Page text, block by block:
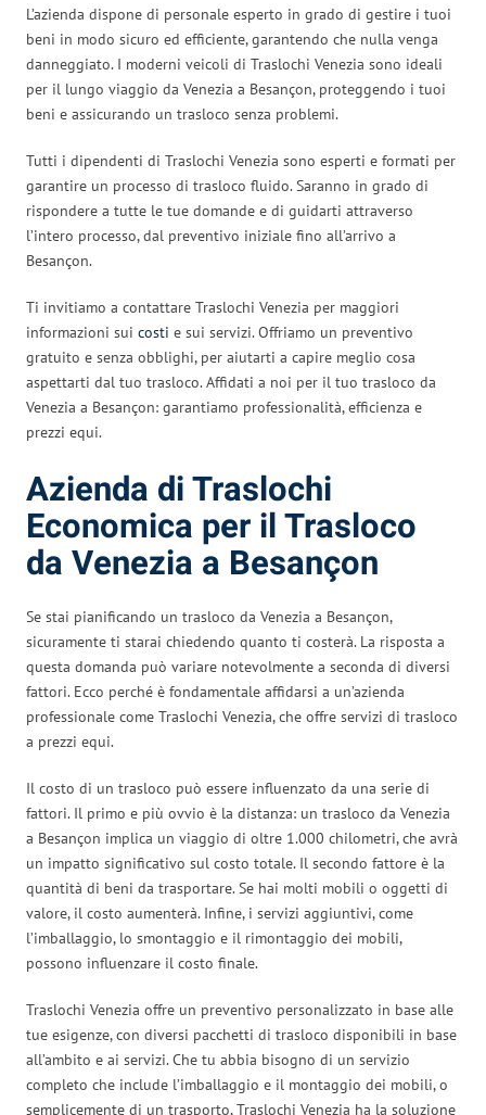
L’azienda dispone di personale esperto in grado di gestire i tuoi
beni in modo sicuro ed efficiente, garantendo che nulla venga
danneggiato. I moderni veicoli di Traslochi Venezia sono ideali
per il lungo viaggio da Venezia a Besançon, proteggendo i tuoi
beni e assicurando un trasloco senza problemi.
Tutti i dipendenti di Traslochi Venezia sono esperti e formati per
garantire un processo di trasloco fluido. Saranno in grado di
rispondere a tutte le tue domande e di guidarti attraverso
l’intero processo, dal preventivo iniziale fino all’arrivo a
Besançon.
Ti invitiamo a contattare Traslochi Venezia per maggiori
informazioni sui costi e sui servizi. Offriamo un preventivo
gratuito e senza obblighi, per aiutarti a capire meglio cosa
aspettarti dal tuo trasloco. Affidati a noi per il tuo trasloco da
Venezia a Besançon: garantiamo professionalità, efficienza e
prezzi equi.
Azienda di Traslochi
Economica per il Trasloco
da Venezia a Besançon
Se stai pianificando un trasloco da Venezia a Besançon,
sicuramente ti starai chiedendo quanto ti costerà. La risposta a
questa domanda può variare notevolmente a seconda di diversi
fattori. Ecco perché è fondamentale affidarsi a un’azienda
professionale come Traslochi Venezia, che offre servizi di trasloco
a prezzi equi.
Il costo di un trasloco può essere influenzato da una serie di
fattori. Il primo e più ovvio è la distanza: un trasloco da Venezia
a Besançon implica un viaggio di oltre 1.000 chilometri, che avrà
un impatto significativo sul costo totale. Il secondo fattore è la
quantità di beni da trasportare. Se hai molti mobili o oggetti di
valore, il costo aumenterà. Infine, i servizi aggiuntivi, come
l’imballaggio, lo smontaggio e il rimontaggio dei mobili,
possono influenzare il costo finale.
Traslochi Venezia offre un preventivo personalizzato in base alle
tue esigenze, con diversi pacchetti di trasloco disponibili in base
all’ambito e ai servizi. Che tu abbia bisogno di un servizio
completo che include l’imballaggio e il montaggio dei mobili, o
semplicemente di un trasporto, Traslochi Venezia ha la soluzione